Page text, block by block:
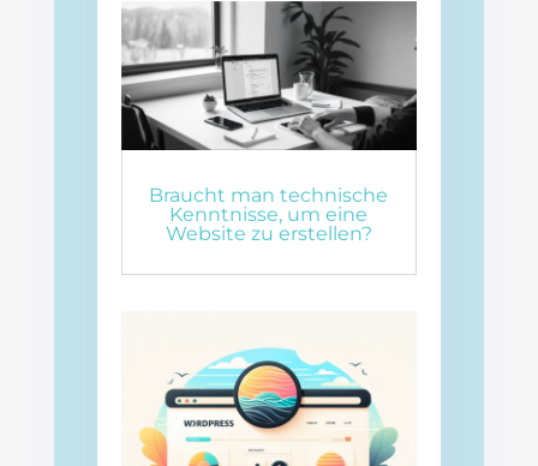
Braucht man technische
Kenntnisse, um eine
Website zu erstellen?